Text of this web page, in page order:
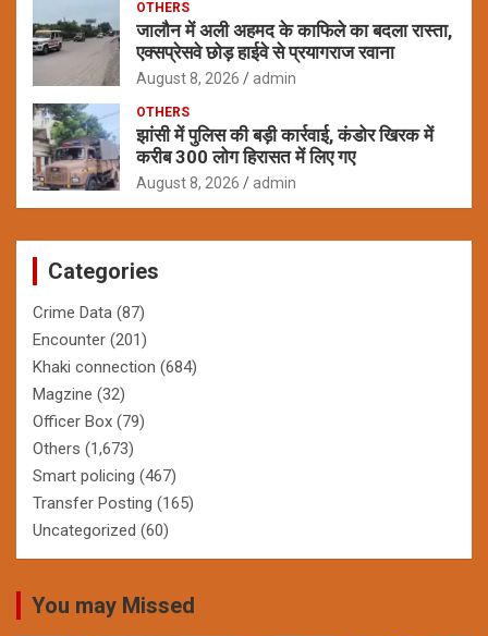
OTHERS
जालौन में अली अहमद के काफिले का बदला रास्ता,
एक्सप्रेसवे छोड़ हाईवे से प्रयागराज रवाना
August 8, 2026 admin
OTHERS
झांसी में पुलिस की बड़ी कार्रवाई, कंडोर खिरक में
करीब 300 लोग हिरासत में लिए गए
August 8, 2026 admin
Categories
Crime Data (87)
Encounter (201)
Khaki connection (684)
Magzine (32)
Officer Box (79)
Others (1,673)
Smart policing (467)
Transfer Posting (165)
Uncategorized (60)
You may Missed